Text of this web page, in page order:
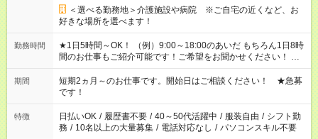
＜選べる勤務地＞介護施設や病院 ※ご自宅の近くなど、お
好きな場所を選べます！
勤務時間
★1日5時間～OK！ （例）9:00～18:00のあいだ もちろん1日8時
間のお仕事もご紹介可能です！ご希望をお聞かせください！ ※
週最低15時間以上の勤務が必要です
期間
短期2ヵ月～のお仕事です。開始日はご相談ください！ ★急募
です！
特徴 日払いOK / 履歴書不要 / 40～50代活躍中 / 服装自由 / シフト勤
務 / 10名以上の大量募集 / 電話対応なし / パソコンスキル不要